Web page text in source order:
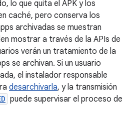
lo que quita el APK y los
caché, pero conserva los
archivadas se muestran
mostrar a través de la APIs de
verán un tratamiento de la
se archivan. Si un usuario
el instalador responsable
desarchivarla, y la transmisión
puede supervisar el proceso de